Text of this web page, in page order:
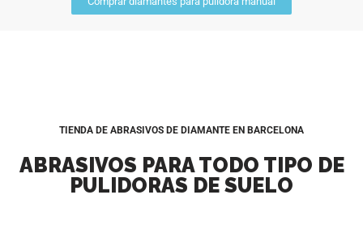
TIENDA DE ABRASIVOS DE DIAMANTE EN BARCELONA
ABRASIVOS PARA TODO TIPO DE
PULIDORAS DE SUELO